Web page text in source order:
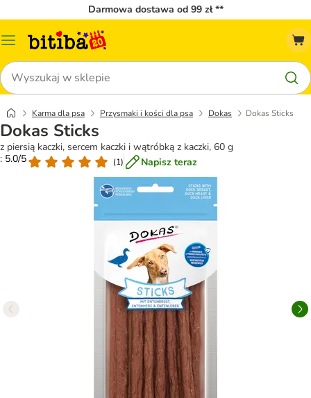
Darmowa dostawa od 99 zł **
Menu
Szukaj
Karma dla psa Przysmaki i kości dla psa Dokas Dokas Sticks
Dokas Sticks
z piersią kaczki, sercem kaczki i wątróbką z kaczki, 60 g
: 5.0/5
(1) Napisz teraz